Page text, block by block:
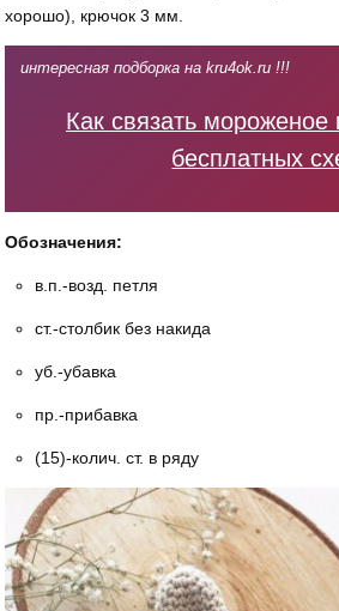
хорошо), крючок 3 мм.
интересная подборка на kru4ok.ru !!!
Как связать
бесплатных
Обозначения:
в.п.-возд. петля
ст.-столбик без накида
уб.-убавка
пр.-прибавка
(15)-колич. ст. в ряду